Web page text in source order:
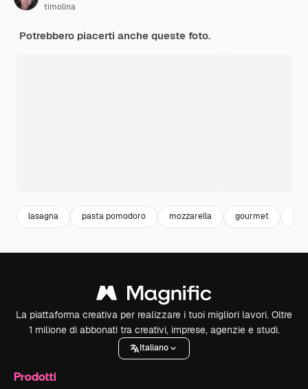
timolina
Potrebbero piacerti anche queste foto.
lasagna pasta pomodoro mozzarella gourmet
La piattaforma creativa per realizzare i tuoi migliori lavori. Oltre
1 milione di abbonati tra creativi, imprese, agenzie e studi.
Italiano
Prodotti